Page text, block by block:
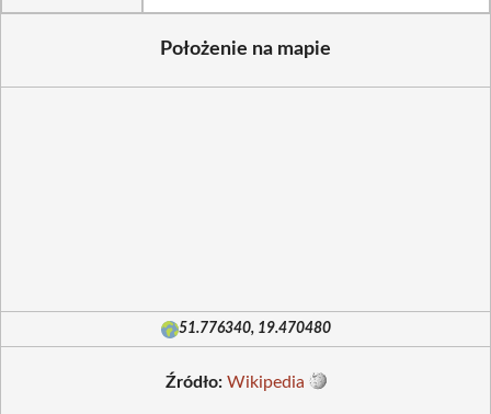
Położenie na mapie
51.776340, 19.470480
Źródło: Wikipedia